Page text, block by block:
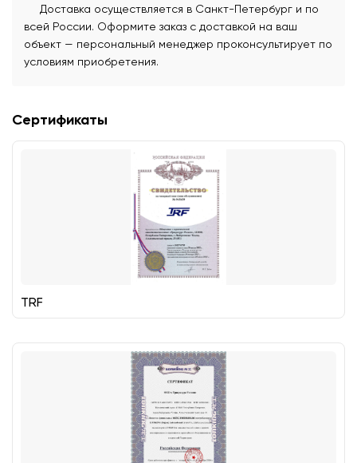
Доставка осуществляется в Санкт-Петербург и по
всей России. Оформите заказ с доставкой на ваш
объект — персональный менеджер проконсультирует по
условиям приобретения.
Сертификаты
TRF